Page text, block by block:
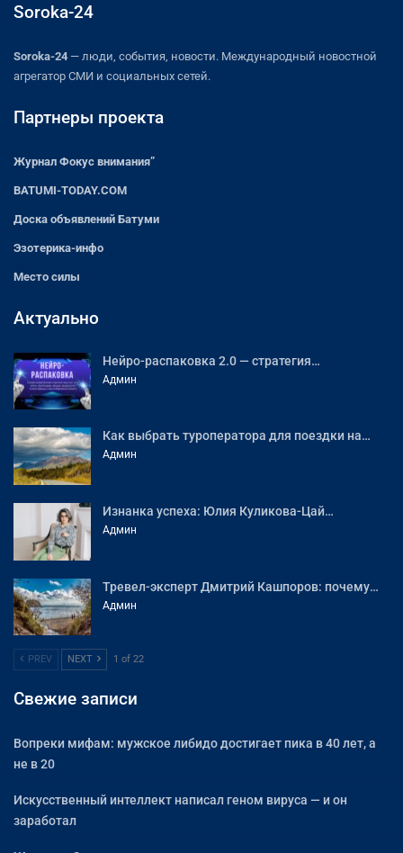
Soroka-24
Soroka-24 — люди, события, новости. Международный новостной
агрегатор СМИ и социальных сетей.
Партнеры проекта
Журнал Фокус внимания”
BATUMI-TODAY.COM
Доска объявлений Батуми
Эзотерика-инфо
Место силы
Актуально
Нейро-распаковка 2.0 — стратегия…
Админ
Как выбрать туроператора для поездки на…
Админ
Изнанка успеха: Юлия Куликова-Цай…
Админ
Тревел-эксперт Дмитрий Кашпоров: почему…
Админ
PREV NEXT 1 of 22
Свежие записи
Вопреки мифам: мужское либидо достигает пика в 40 лет, а
не в 20
Искусственный интеллект написал геном вируса — и он
заработал